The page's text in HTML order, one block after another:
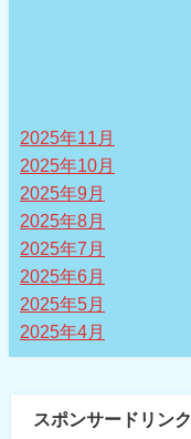
2025年11月
2025年10月
2025年9月
2025年8月
2025年7月
2025年6月
2025年5月
2025年4月
スポンサードリンク